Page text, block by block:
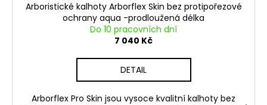
Arboristické kalhoty Arborflex Skin bez protipořezové
ochrany aqua -prodloužená délka
Do 10 pracovních dní
7 040 Kč
DETAIL
Arborflex Pro Skin jsou vysoce kvalitní kalhoty bez